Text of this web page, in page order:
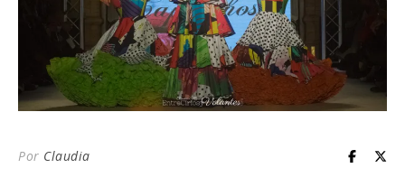
Por Claudia